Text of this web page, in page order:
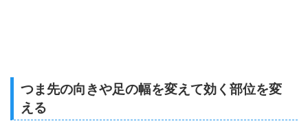
つま先の向きや足の幅を変えて効く部位を変
える